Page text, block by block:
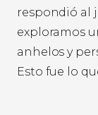
respondió al
exploramos
anhelos y
Esto fue lo